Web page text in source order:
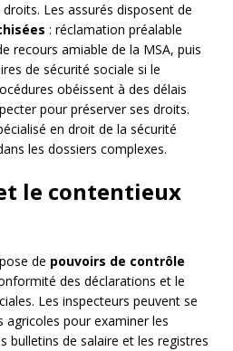
Les assurés disposent de
: réclamation préalable
recours amiable de la MSA, puis
de sécurité sociale si le
obéissent à des délais
pour préserver ses droits.
en droit de la sécurité
les dossiers complexes.
le contentieux
de pouvoirs de contrôle
des déclarations et le
Les inspecteurs peuvent se
pour examiner les
bulletins de salaire et les registres